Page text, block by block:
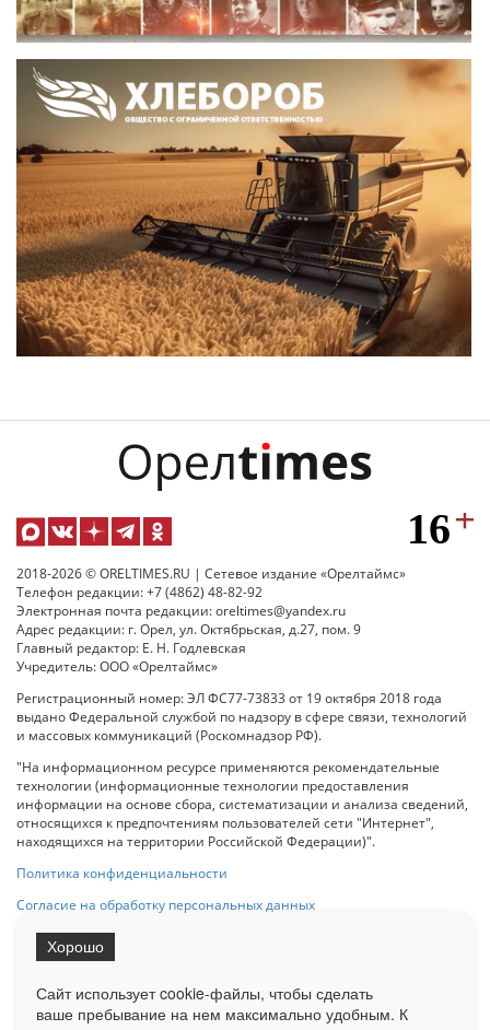
2018-2026 © ORELTIMES.RU | Сетевое издание «Орелтаймс»
Телефон редакции: +7 (4862) 48-82-92
Электронная почта редакции: oreltimes@yandex.ru
Адрес редакции: г. Орел, ул. Октябрьская, д.27, пом. 9
Главный редактор: Е. Н. Годлевская
Учредитель: ООО «Орелтаймс»
Регистрационный номер: ЭЛ ФС77-73833 от 19 октября 2018 года
выдано Федеральной службой по надзору в сфере связи, технологий
и массовых коммуникаций (Роскомнадзор РФ).
"На информационном ресурсе применяются рекомендательные
технологии (информационные технологии предоставления
информации на основе сбора, систематизации и анализа сведений,
относящихся к предпочтениям пользователей сети "Интернет",
находящихся на территории Российской Федерации)".
Политика конфиденциальности
Согласие на обработку персональных данных
на Сетевое издание «ОрелТаймс» обязательна.
Сайт использует cookie-файлы, чтобы сделать
ваше пребывание на нем максимально удобным. К
Хорошо